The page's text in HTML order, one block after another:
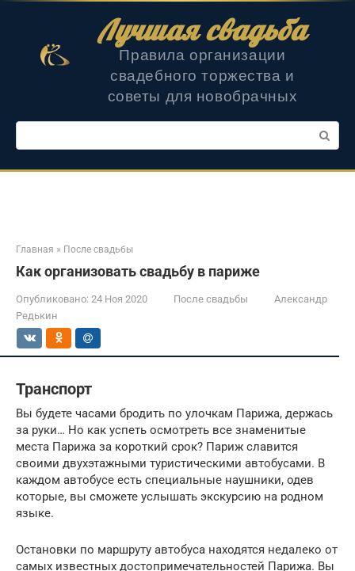
Лучшая свадьба
Правила организации
свадебного торжества и
советы для новобрачных
Поиск:
Главная » После свадьбы
Как организовать свадьбу в париже
Опубликовано: 24 Ноя 2020 После свадьбы
Александр
Редькин
Транспорт
Вы будете часами бродить по улочкам Парижа, держась
за руки… Но как успеть осмотреть все знаменитые
места Парижа за короткий срок? Париж славится
своими двухэтажными туристическими автобусами. В
каждом автобусе есть специальные наушники, одев
которые, вы сможете услышать экскурсию на родном
языке.
Остановки по маршруту автобуса находятся недалеко от
самых известных достопримечательностей Парижа. Вы